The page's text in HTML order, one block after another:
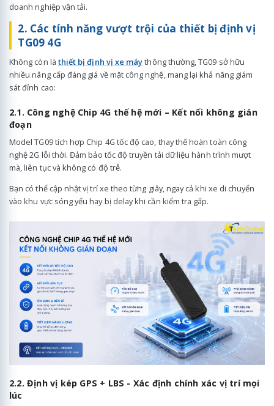
doanh nghiệp vận tải.
2. Các tính năng vượt trội của thiết bị định vị
TG09 4G
Không còn là thiết bị định vị xe máythông thường, TG09 sở hữu
nhiều nâng cấp đáng giá về mặt công nghệ, mang lại khả năng giám
sát đỉnh cao:
2.1. Công nghệ Chip 4G thế hệ mới – Kết nối không gián
đoạn
Model TG09 tích hợp Chip 4G tốc độ cao, thay thế hoàn toàn công
nghệ 2G lỗi thời. Đảm bảo tốc độ truyền tải dữ liệu hành trình mượt
mà, liên tục và không có độ trễ.
Bạn có thể cập nhật vị trí xe theo từng giây, ngay cả khi xe di chuyển
vào khu vực sóng yếu hay bị delay khi cần kiểm tra gấp.
2.2. Định vị kép GPS + LBS - Xác định chính xác vị trí mọi
lúc